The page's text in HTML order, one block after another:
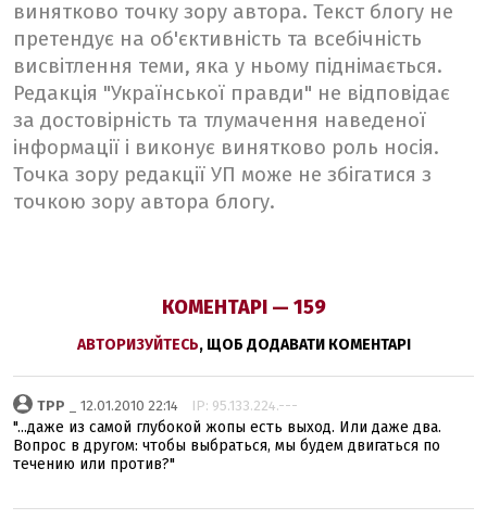
винятково точку зору автора. Текст блогу не
претендує на об'єктивність та всебічність
висвітлення теми, яка у ньому піднімається.
Редакція "Української правди" не відповідає
за достовірність та тлумачення наведеної
інформації і виконує винятково роль носія.
Точка зору редакції УП може не збігатися з
точкою зору автора блогу.
КОМЕНТАРІ — 159
АВТОРИЗУЙТЕСЬ, ЩОБ ДОДАВАТИ КОМЕНТАРІ
TPP _ 12.01.2010 22:14 IP: 95.133.224.---
"...даже из самой глубокой жопы есть выход. Или даже два.
Вопрос в другом: чтобы выбраться, мы будем двигаться по
течению или против?"